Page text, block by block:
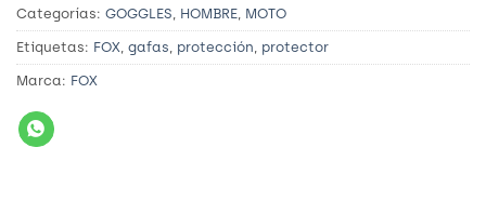
Categorías: GOGGLES HOMBRE MOTO
Etiquetas: FOX gafas protección protector
Marca: FOX